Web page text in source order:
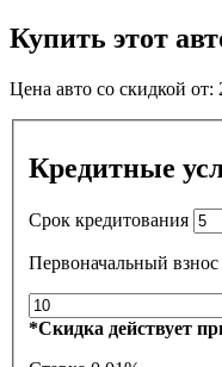
Купить этот
Цена авто со скидкой от:
Кредитные
Срок кредитования
Первоначальный взнос
*Скидка действует